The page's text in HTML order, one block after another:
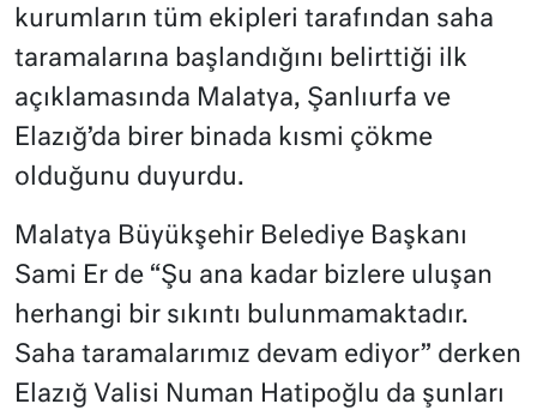
kurumların tüm ekipleri tarafından saha
taramalarına başlandığını belirttiği ilk
açıklamasında Malatya, Şanlıurfa ve
Elazığ’da birer binada kısmi çökme
olduğunu duyurdu.
Malatya Büyükşehir Belediye Başkanı
Sami Er de “Şu ana kadar bizlere uluşan
herhangi bir sıkıntı bulunmamaktadır.
Saha taramalarımız devam ediyor” derken
Elazığ Valisi Numan Hatipoğlu da şunları